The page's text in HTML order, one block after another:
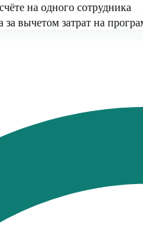
на одного сотрудника
вычетом затрат на